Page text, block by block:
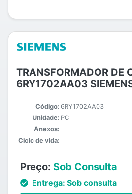
TRANSFORMADOR DE
6RY1702AA03
Código: 6RY1702AA03
Unidade: PC
Anexos:
Ciclo de vida:
Preço: Sob Consulta
Entrega: Sob consulta